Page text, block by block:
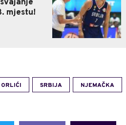
mjestu!
ORLIĆI SRBIJA NJEMAČKA